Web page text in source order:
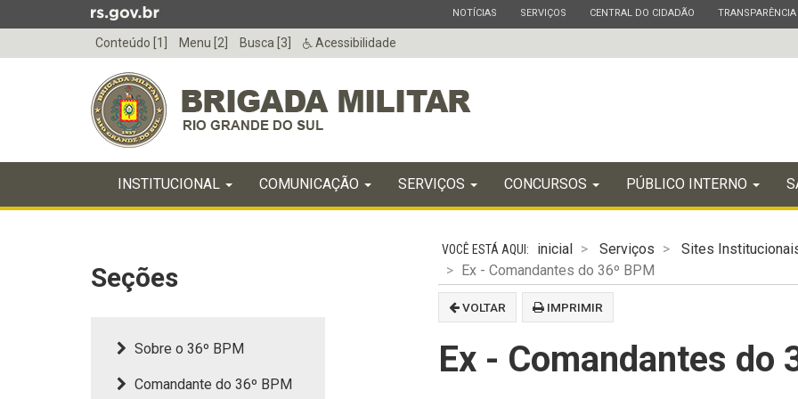
para
menu
ESTADO
NOTÍCIAS ESTADO
SERVIÇOS ESTADO
CENTRAL DO CIDADÃO ESTADO
TRANSPARÊNCIA
Conteúdo [1] Menu [2] Busca [3] Acessibilidade
do
menu
INICIAL
INSTITUCIONAL COMUNICAÇÃO SERVIÇOS CONCURSOS PÚBLICO INTERNO
Seções
Sobre o 36º BPM
Comandante do 36º BPM
inicial Serviços Sites
Ex - Comandantes do 36º BPM
VOLTAR IMPRIMIR
Ex - Comandantes do